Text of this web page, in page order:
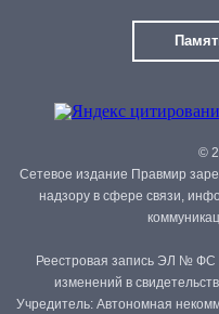
©
Сетевое издание Правмир
надзору в сфере связи,
Реестровая запись ЭЛ № ФС
изменений в
Учредитель: Автономная